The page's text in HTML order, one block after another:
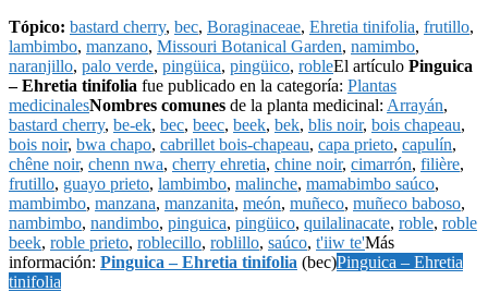
Tópico: bastard cherry, bec, Boraginaceae, Ehretia tinifolia, frutillo,
lambimbo, manzano, Missouri Botanical Garden, namimbo,
naranjillo, palo verde, pingüica, pingüico, robleEl artículo Pinguica
– Ehretia tinifolia fue publicado en la categoría: Plantas
medicinalesNombres comunes de la planta medicinal: Arrayán,
bastard cherry, be-ek, bec, beec, beek, bek, blis noir, bois chapeau,
bois noir, bwa chapo, cabrillet bois-chapeau, capa prieto, capulín,
chêne noir, chenn nwa, cherry ehretia, chine noir, cimarrón, filière,
frutillo, guayo prieto, lambimbo, malinche, mamabimbo saúco,
mambimbo, manzana, manzanita, meón, muñeco, muñeco baboso,
nambimbo, nandimbo, pinguica, pingüico, quilalinacate, roble, roble
beek, roble prieto, roblecillo, roblillo, saúco, t'iiw te'Más
información: Pinguica – Ehretia tinifolia (bec)Pinguica – Ehretia
tinifolia